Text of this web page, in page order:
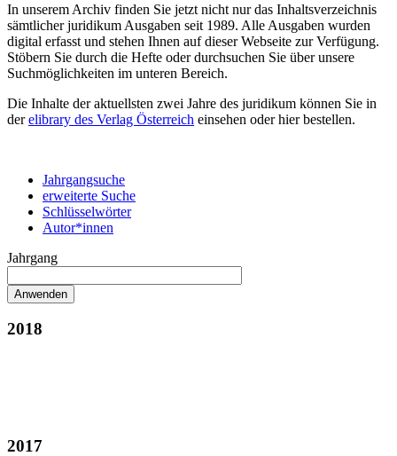
In unserem Archiv finden Sie jetzt nicht nur das Inhaltsverzeichnis
sämtlicher juridikum Ausgaben seit 1989. Alle Ausgaben wurden
digital erfasst und stehen Ihnen auf dieser Webseite zur Verfügung.
Stöbern Sie durch die Hefte oder durchsuchen Sie über unsere
Suchmöglichkeiten im unteren Bereich.
Die Inhalte der aktuellsten zwei Jahre des juridikum können Sie in
derelibrary des Verlag Österreich einsehen oder hier bestellen.
Jahrgangsuche
erweiterte Suche
Schlüsselwörter
Autor*innen
Jahrgang
2018
2017